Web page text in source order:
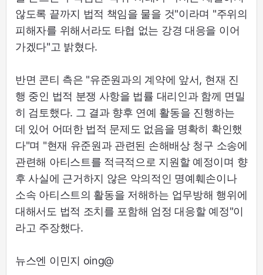
않도록 끝까지 법적 책임을 물을 것"이라며 "주위의
피해자를 위해서라도 타협 없는 강경 대응을 이어
가겠다"고 밝혔다.
반면 콘티 측은 "유준원과의 계약에 앞서, 현재 진
행 중인 법적 분쟁 사항을 법률 대리인과 함께 면밀
히 검토했다. 그 결과 향후 연예 활동을 진행하는
데 있어 어떠한 법적 문제도 없음을 명확히 확인했
다"며 "현재 유준원과 관련된 손해배상 청구 소송에
관련해 아티스트를 적극적으로 지원할 예정이며 향
후 사실에 근거하지 않은 악의적인 명예훼손이나
소속 아티스트의 활동을 저해하는 업무방해 행위에
대해서도 법적 조치를 포함해 엄정 대응할 예정"이
라고 주장했다.
뉴스엔 이민지 oing@